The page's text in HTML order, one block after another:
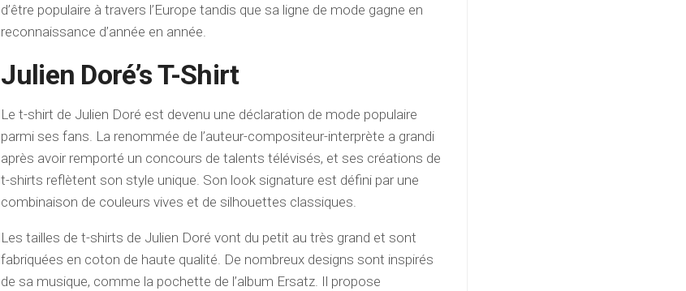
d’être populaire à travers l’Europe tandis que sa ligne de mode gagne en
reconnaissance d’année en année.
Julien Doré’s T-Shirt
Le t-shirt de Julien Doré est devenu une déclaration de mode populaire
parmi ses fans. La renommée de l’auteur-compositeur-interprète a grandi
après avoir remporté un concours de talents télévisés, et ses créations de
t-shirts reflètent son style unique. Son look signature est défini par une
combinaison de couleurs vives et de silhouettes classiques.
Les tailles de t-shirts de Julien Doré vont du petit au très grand et sont
fabriquées en coton de haute qualité. De nombreux designs sont inspirés
de sa musique, comme la pochette de l’album Ersatz. Il propose